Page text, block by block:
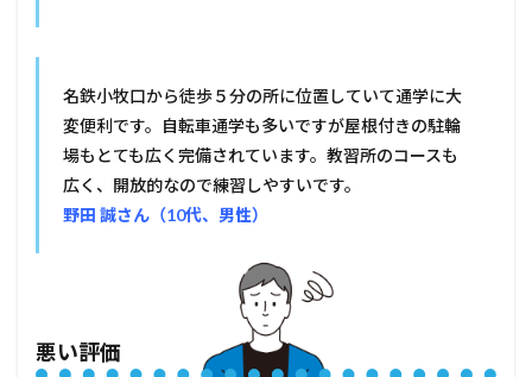
名鉄小牧口から徒歩５分の所に位置していて通学に大
変便利です。自転車通学も多いですが屋根付きの駐輪
場もとても広く完備されています。教習所のコースも
広く、開放的なので練習しやすいです。
野田 誠さん（10代、男性）
悪い評価